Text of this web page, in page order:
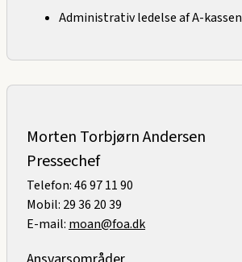
Administrativ ledelse af A-kassen
Morten Torbjørn Andersen
Pressechef
Telefon: 46 97 11 90
Mobil: 29 36 20 39
E-mail: moan@foa.dk